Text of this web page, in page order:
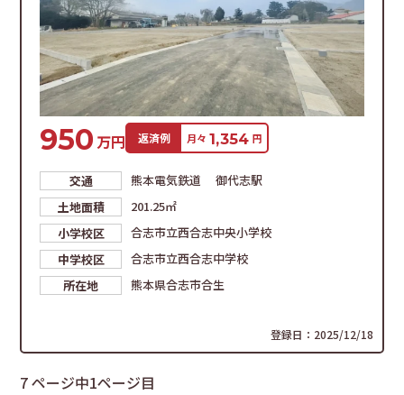
950万円 返済例 月々 1,354 円
交通
熊本電気鉄道 御代志駅
土地面積
201.25㎡
小学校区
合志市立西合志中央小学校
中学校区
合志市立西合志中学校
所在地
熊本県合志市合生
登録日：2025/12/18
7 ページ中1ページ目